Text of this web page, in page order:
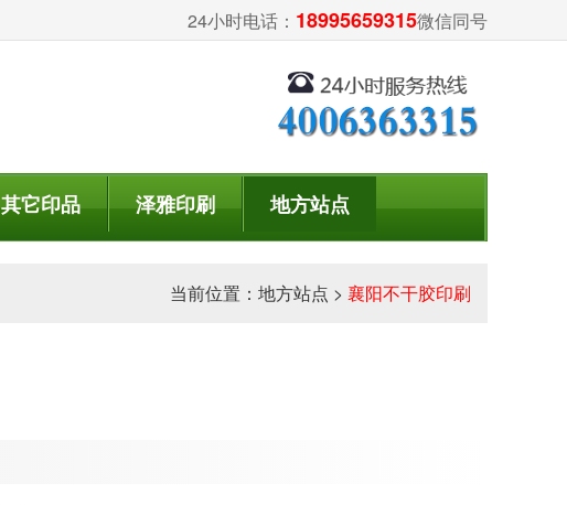
24小时电话： 18995659315微信同号
其它印品 泽雅印刷 地方站点
当前位置： 地方站点 > 襄阳不干胶印刷